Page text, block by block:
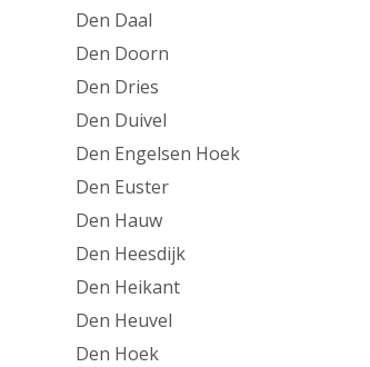
Den Daal
Den Doorn
Den Dries
Den Duivel
Den Engelsen Hoek
Den Euster
Den Hauw
Den Heesdijk
Den Heikant
Den Heuvel
Den Hoek